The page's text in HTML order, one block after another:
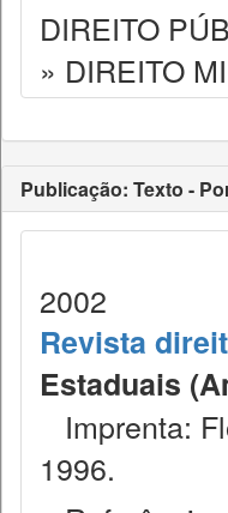
DIREITO
» DIREITO
Publicação: Texto -
2002
Revista
Estaduais
Imprenta:
1996.